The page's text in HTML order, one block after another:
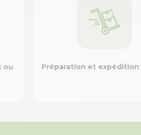
ou
Préparation et expédition